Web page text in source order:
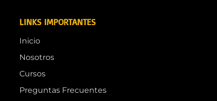
LINKS IMPORTANTES
Inicio
Nosotros
Cursos
Preguntas Frecuentes